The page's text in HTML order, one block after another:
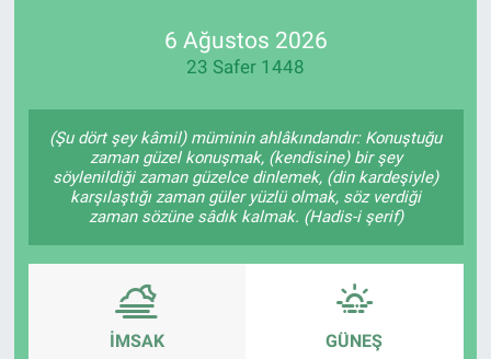
6 Ağustos 2026
23 Safer 1448
(Şu dört şey kâmil) müminin ahlâkındandır: Konuştuğu
zaman güzel konuşmak, (kendisine) bir şey
söylenildiği zaman güzelce dinlemek, (din kardeşiyle)
karşılaştığı zaman güler yüzlü olmak, söz verdiği
zaman sözüne sâdık kalmak. (Hadis-i şerif)
İMSAK GÜNEŞ